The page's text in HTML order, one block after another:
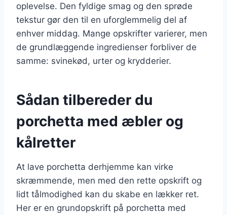
oplevelse. Den fyldige smag og den sprøde
tekstur gør den til en uforglemmelig del af
enhver middag. Mange opskrifter varierer, men
de grundlæggende ingredienser forbliver de
samme: svinekød, urter og krydderier.
Sådan tilbereder du
porchetta med æbler og
kålretter
At lave porchetta derhjemme kan virke
skræmmende, men med den rette opskrift og
lidt tålmodighed kan du skabe en lækker ret.
Her er en grundopskrift på porchetta med